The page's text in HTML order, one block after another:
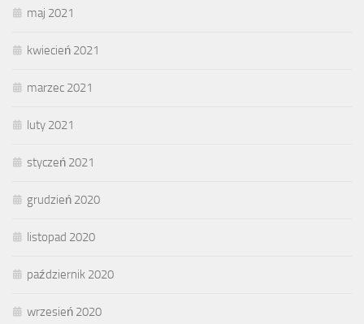
maj 2021
kwiecień 2021
marzec 2021
luty 2021
styczeń 2021
grudzień 2020
listopad 2020
październik 2020
wrzesień 2020